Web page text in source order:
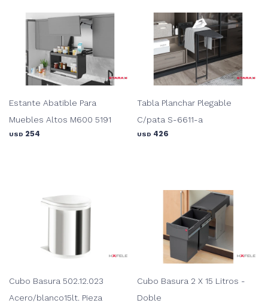
Estante Abatible Para
Muebles Altos M600 5191
USD 254
Tabla Planchar Plegable
C/pata S-6611-a
USD 426
Cubo Basura 502.12.023
Acero/blanco15lt. Pieza
Cubo Basura 2 X 15 Litros -
Doble